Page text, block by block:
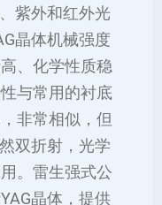
紫外和红外光
晶体机械强度
、化学性质稳
与常用的衬底
非常相似，但
双折射，光学
。雷生强式公
晶体，提供